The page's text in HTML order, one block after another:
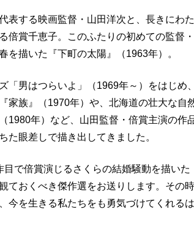
表する映画監督・山田洋次と、長きにわ
倍賞千恵子。このふたりの初めての監督
を描いた『下町の太陽』（1963年）。
「男はつらいよ」（1969年～）をはじめ
家族』（1970年）や、北海道の壮大な自
1980年）など、山田監督・倍賞主演の作
た眼差しで描き出してきました。
目で倍賞演じるさくらの結婚騒動を描い
ておくべき傑作選をお送りします。その
今を生きる私たちをも勇気づけてくれ